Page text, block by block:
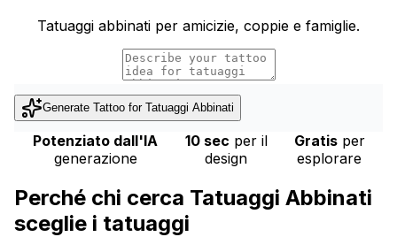
Tatuaggi abbinati per amicizie, coppie e famiglie.
Generate Tattoo for Tatuaggi Abbinati
Potenziato dall'IA
generazione
10 sec per il
design
Gratis per
esplorare
Perché chi cerca Tatuaggi Abbinati
sceglie i tatuaggi